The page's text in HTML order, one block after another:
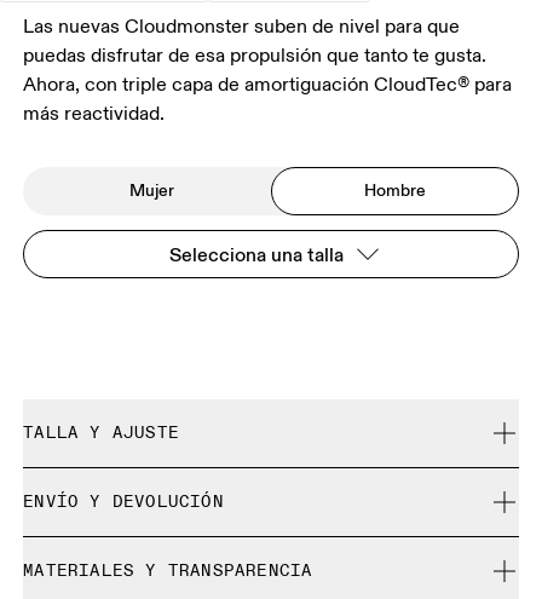
Las nuevas Cloudmonster suben de nivel para que
puedas disfrutar de esa propulsión que tanto te gusta.
Ahora, con triple capa de amortiguación CloudTec® para
más reactividad.
Mujer Hombre
Selecciona una talla
TALLA Y AJUSTE
Guía de tallas - Zapatillas para hombre
ENVÍO Y DEVOLUCIÓN
30 días para la devolución gratuita
MATERIALES Y TRANSPARENCIA